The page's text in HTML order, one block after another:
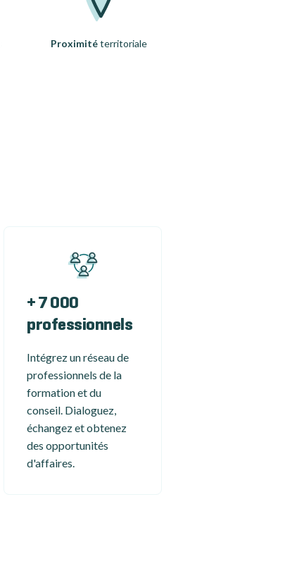
Proximitéterritoriale
+ 7 000
professionnels
Intégrez un réseau de
professionnels de la
formation et du
conseil. Dialoguez,
échangez et obtenez
des opportunités
d'affaires.